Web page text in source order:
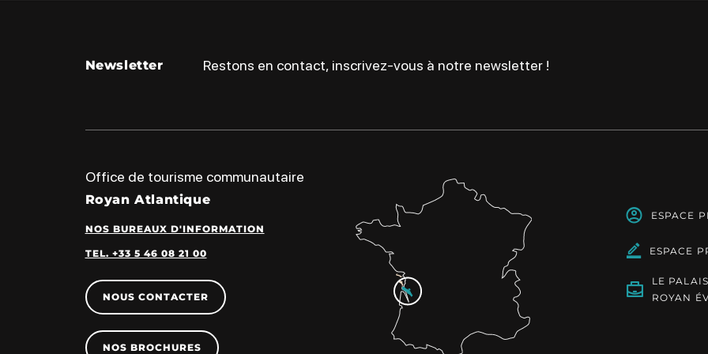
Newsletter Restons en contact, inscrivez-vous à notre newsletter !
Office de tourisme communautaire
Royan Atlantique
NOS BUREAUX D'INFORMATION
TEL. +33 5 46 08 21 00
NOUS CONTACTER
NOS BROCHURES
ESPACE
ESPACE
LE PALAIS
ROYAN